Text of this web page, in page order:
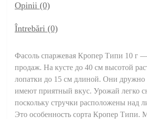
Opinii (0)
Întrebări (0)
Фасоль спаржевая Кропер Типи 10 г
продаж. На кусте до 40 см высотой
лопатки до 15 см длиной. Они дружно
имеют приятный вкус. Урожай легко
поскольку стручки расположены над
Это особенность сорта Кропер Типи.